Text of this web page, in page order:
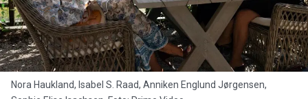
Nora Haukland, Isabel S. Raad, Anniken Englund Jørgensen,